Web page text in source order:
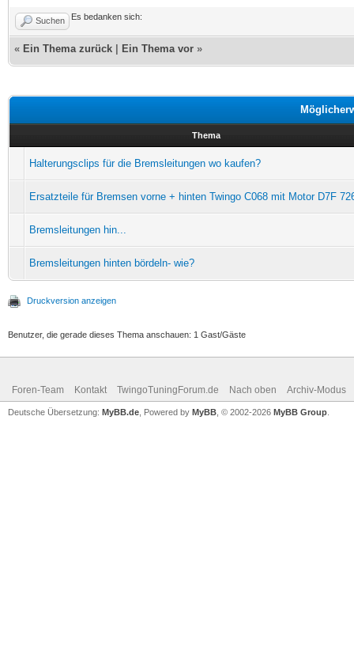
Suchen Es bedanken sich:
« Ein Thema zurück Ein Thema vor »
Thema
Halterungsclips für die Bremsleitungen wo kaufen?
Ersatzteile für Bremsen vorne + hinten Twingo C068 mit Motor D7F
Bremsleitungen hin...
Bremsleitungen hinten bördeln- wie?
Druckversion anzeigen
Benutzer, die gerade dieses Thema anschauen: 1 Gast/Gäste
Foren-Team Kontakt TwingoTuningForum.de Nach oben Archiv-Modus
Deutsche Übersetzung: MyBB.de , Powered by MyBB , © 2002-2026 MyBB Group